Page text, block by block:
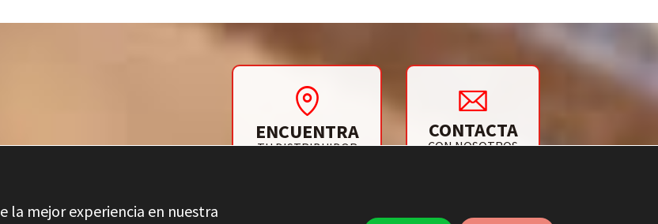
ENCUENTRA
TU DISTRIBUIDOR
CONTACTA
CON NOSOTROS
la mejor experiencia en nuestra